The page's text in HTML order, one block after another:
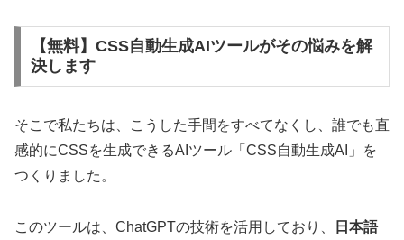
【無料】CSS自動生成AIツールがその悩みを解
決します
そこで私たちは、こうした手間をすべてなくし、誰でも直
感的にCSSを生成できるAIツール「CSS自動生成AI」を
つくりました。
このツールは、ChatGPTの技術を活用しており、
日本語